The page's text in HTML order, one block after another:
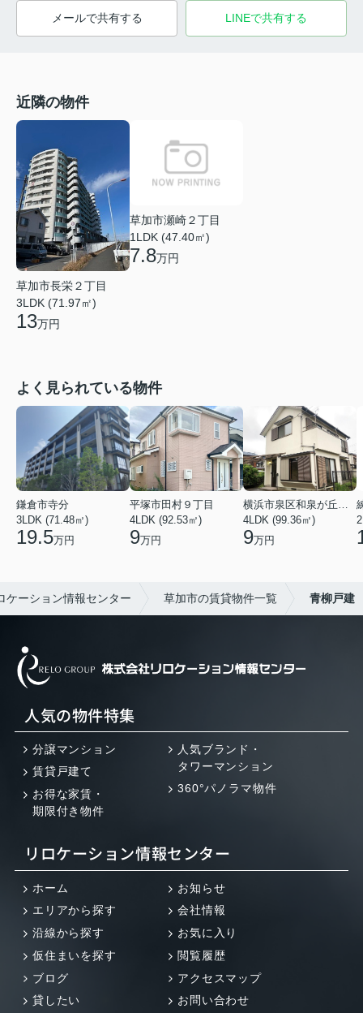
メールで共有する LINEで共有する
近隣の物件
草加市長栄２丁目
3LDK (71.97㎡)
13万円
草加市瀬崎２丁目
1LDK (47.40㎡)
7.8万円
よく見られている物件
鎌倉市寺分
3LDK (71.48㎡)
19.5万円
平塚市田村９丁目
4LDK (92.53㎡)
9万円
横浜市泉区和泉が丘３丁目
4LDK (99.36㎡)
9万円
ケーション情報センター 草加市の賃貸物件一覧 青柳戸建
人気の物件特集
分譲マンション
賃貸戸建て
お得な家賃・
期限付き物件
人気ブランド・
タワーマンション
360°パノラマ物件
リロケーション情報センター
ホーム
エリアから探す
沿線から探す
仮住まいを探す
ブログ
貸したい
お知らせ
会社情報
お気に入り
閲覧履歴
アクセスマップ
お問い合わせ